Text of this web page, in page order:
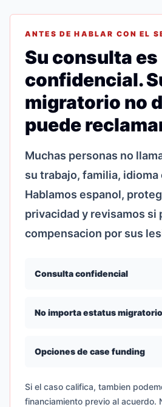
ANTES DE HABLAR CON EL
Su consulta es
confidencial.
migratorio no
puede
Muchas personas no
su trabajo, familia,
Hablamos espanol,
privacidad y revisamos si
compensacion por sus
Consulta confidencial
No importa estatus migratorio
Opciones de case funding
Si el caso califica, tambien
financiamiento previo al acuerdo.